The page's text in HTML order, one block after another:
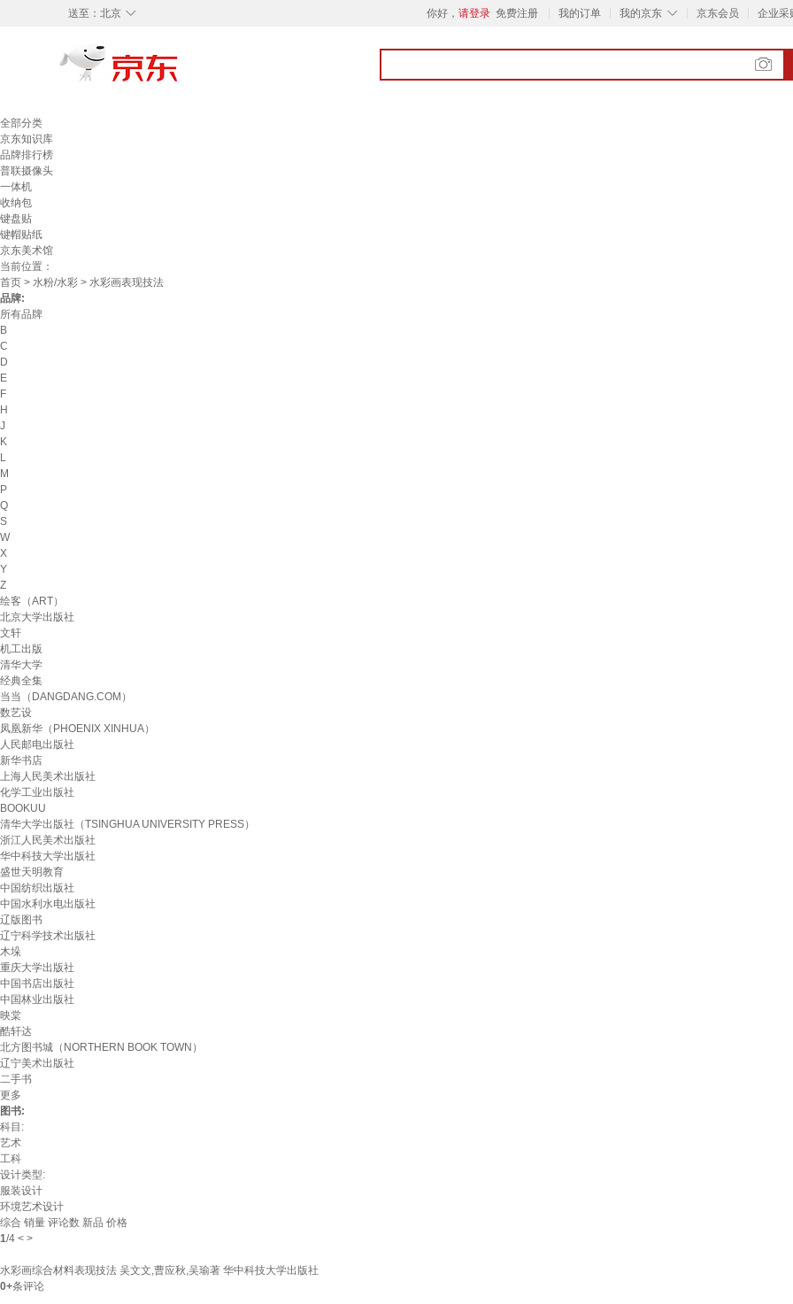
◇
送至： 北京 你好， 请登录 免费注册 我的订单 ◇
我的京东 京东会员 企业采
全部分类
京东知识库
品牌排行榜
普联摄像头
一体机
收纳包
键盘贴
键帽贴纸
京东美术馆
当前位置：
首页 > 水粉/水彩 > 水彩画表现技法
品牌:
所有品牌
B
C
D
E
F
H
J
K
L
M
P
Q
S
W
X
Y
Z
绘客（ART）
北京大学出版社
文轩
机工出版
清华大学
经典全集
当当（DANGDANG.COM）
数艺设
凤凰新华（PHOENIX XINHUA）
人民邮电出版社
新华书店
上海人民美术出版社
化学工业出版社
BOOKUU
清华大学出版社（TSINGHUA UNIVERSITY PRESS）
浙江人民美术出版社
华中科技大学出版社
盛世天明教育
中国纺织出版社
中国水利水电出版社
辽版图书
辽宁科学技术出版社
木垛
重庆大学出版社
中国书店出版社
中国林业出版社
映棠
酷轩达
北方图书城（NORTHERN BOOK TOWN）
辽宁美术出版社
二手书
更多
图书:
科目:
艺术
工科
设计类型:
服装设计
环境艺术设计
综合 销量 评论数 新品 价格
1/4 < >
水彩画综合材料表现技法 吴文文,曹应秋,吴瑜著 华中科技大学出版社
0+条评论